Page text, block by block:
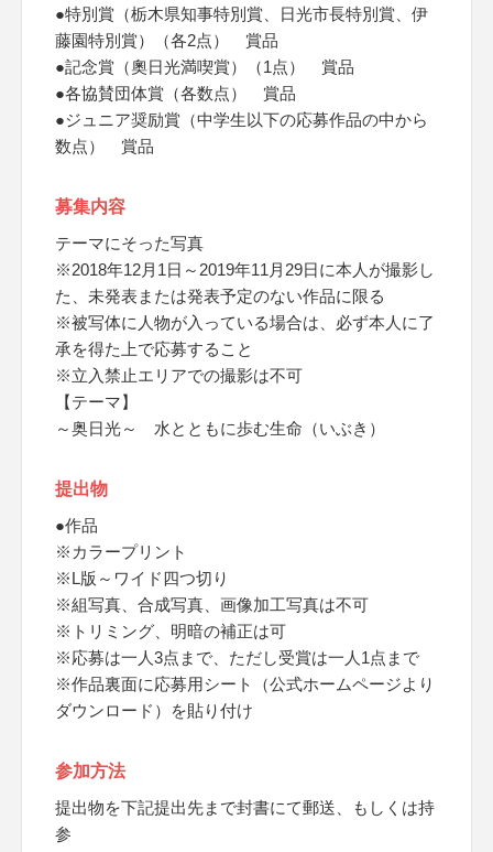
●特別賞（栃木県知事特別賞、日光市長特別賞、伊
藤園特別賞）（各2点） 賞品
●記念賞（奧日光満喫賞）（1点） 賞品
●各協賛団体賞（各数点） 賞品
●ジュニア奨励賞（中学生以下の応募作品の中から
数点） 賞品
募集内容
テーマにそった写真
※2018年12月1日～2019年11月29日に本人が撮影し
た、未発表または発表予定のない作品に限る
※被写体に人物が入っている場合は、必ず本人に了
承を得た上で応募すること
※立入禁止エリアでの撮影は不可
【テーマ】
～奥日光～ 水とともに歩む生命（いぶき）
提出物
●作品
※カラープリント
※L版～ワイド四つ切り
※組写真、合成写真、画像加工写真は不可
※トリミング、明暗の補正は可
※応募は一人3点まで、ただし受賞は一人1点まで
※作品裏面に応募用シート（公式ホームページより
ダウンロード）を貼り付け
参加方法
提出物を下記提出先まで封書にて郵送、もしくは持
参